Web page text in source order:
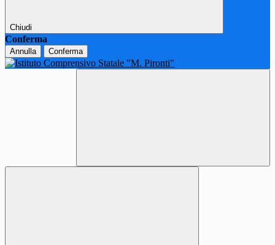
Chiudi
Conferma
Annulla Conferma